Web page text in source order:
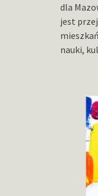
dla
jest
nauki,